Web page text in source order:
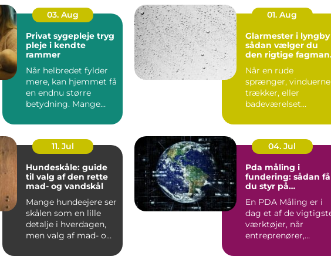
03. Aug
Privat sygepleje tryg
pleje i kendte
rammer
Når helbredet fylder
mere, kan hjemmet få
en endnu større
betydning. Mange
be...
01. Aug
Glarmester i lyngby
sådan vælger du
den rigtige
Når en rude
sprænger, vinduerne
trækker, eller
badeværelset
spejl, er en
11. Jul
Hundeskåle: guide
til valg af den rette
mad- og vandskål
Mange hundeejere ser
skålen som en lille
detalje i hverdagen,
men valg af mad- og
04. Jul
Pda måling i
fundering: sådan
du styr på
En PDA Måling er i
dag et af de
værktøjer, når
entreprenører,
rådgivere vil d...